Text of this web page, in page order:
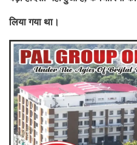
लिया गया था।